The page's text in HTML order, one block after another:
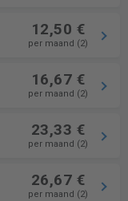
12,50 €
per maand (2)
16,67 €
per maand (2)
23,33 €
per maand (2)
26,67 €
per maand (2)